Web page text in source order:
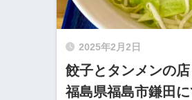
2025年2月2日
餃子とタンメンの
福島県福島市鎌田